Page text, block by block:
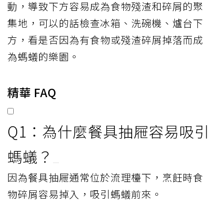
動，導致下方容易成為食物殘渣和碎屑的聚
集地，可以的話檢查冰箱、洗碗機、爐台下
方，看是否因為有食物或殘渣碎屑掉落而成
為螞蟻的樂園。
精華 FAQ
Q1：為什麼餐具抽屜容易吸引
螞蟻？
因為餐具抽屜通常位於流理檯下，烹飪時食
物碎屑容易掉入，吸引螞蟻前來。